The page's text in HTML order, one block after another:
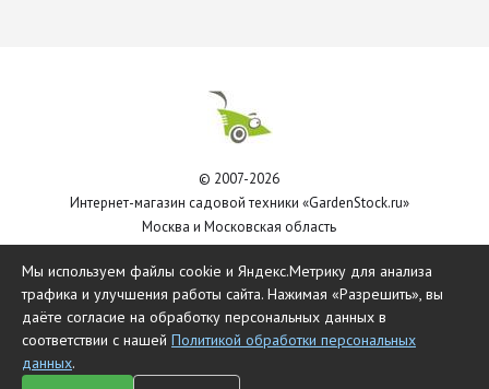
© 2007-2026
Интернет-магазин садовой техники «GardenStock.ru»
Москва и Московская область
Мы используем файлы cookie и Яндекс.Метрику для анализа
трафика и улучшения работы сайта. Нажимая «Разрешить», вы
даёте согласие на обработку персональных данных в
соответствии с нашей Политикой обработки персональных
данных.